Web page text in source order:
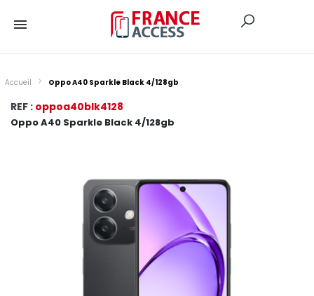
Accueil Oppo A40 Sparkle Black 4/128gb
REF : oppoa40blk4128
Oppo A40 Sparkle Black 4/128gb